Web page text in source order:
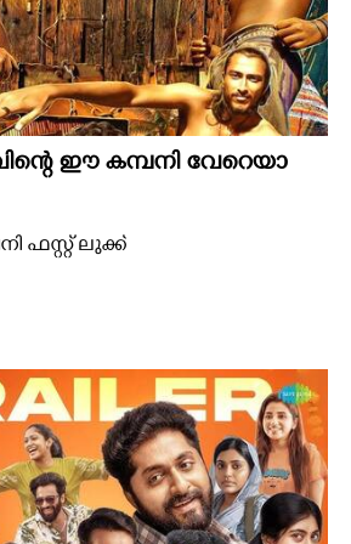
ഈ കമ്പനി വേറെയാ
ഫസ്റ്റ് ലുക്ക്